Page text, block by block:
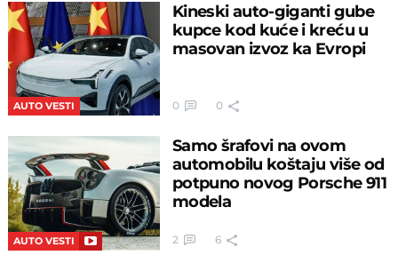
AUTO VESTI
Kineski auto-giganti gube
kupce kod kuće i kreću u
masovan izvoz ka Evropi
0 0
AUTO VESTI
Samo šrafovi na ovom
automobilu koštaju više od
potpuno novog Porsche 911
modela
2 6